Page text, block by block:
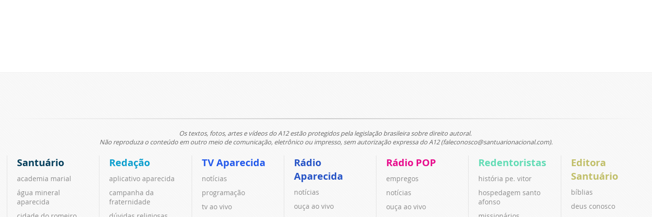
Os textos, fotos, artes e vídeos do A12 estão protegidos pela legislação brasileira sobre direito autoral.
Não reproduza o conteúdo em outro meio de comunicação, eletrônico ou impresso, sem autorização expressa do A12 (faleconosco@santuarionacional.com).
Santuário
academia marial
água mineral
aparecida
Redação
aplicativo aparecida
campanha da
fraternidade
TV Aparecida
notícias
programação
tv ao vivo
Rádio
Aparecida
notícias
ouça ao vivo
Rádio POP
empregos
notícias
ouça ao vivo
Redentoristas
história pe. vitor
hospedagem santo
afonso
Editora
Santuário
bíblias
deus conosco